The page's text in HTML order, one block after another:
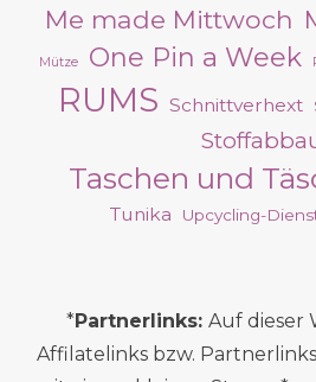
Me made Mittwoch
Mütze One Pin a Week
RUMS Schnittverhext
Taschen und
Tunika Upcycling-
*Partnerlinks: Auf dieser
Affilatelinks bzw.